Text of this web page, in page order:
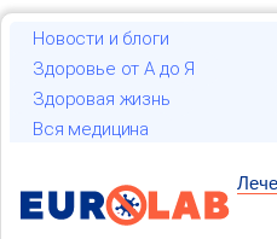
Новости и блоги
Здоровье от А до Я
Здоровая жизнь
Вся медицина